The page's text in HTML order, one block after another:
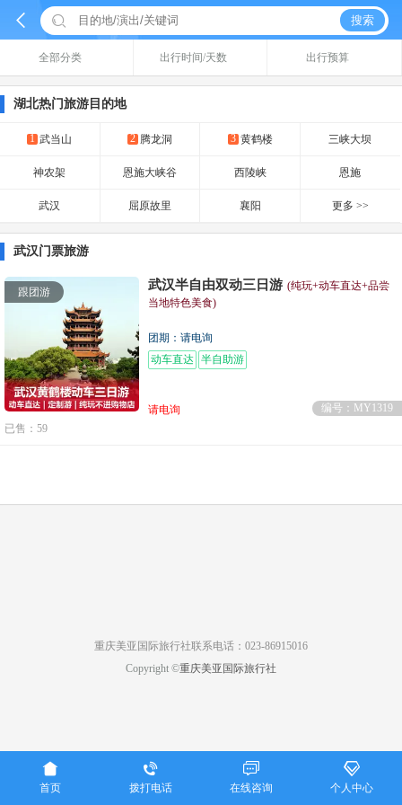
  搜索
全部分类 出行时间/天数 出行预算
湖北热门旅游目的地
1 武当山 2 腾龙洞 3 黄鹤楼 三峡大坝
神农架 恩施大峡谷 西陵峡 恩施
武汉 屈原故里 襄阳 更多 >>
武汉门票旅游
跟团游 武汉半自由双动三日游 (纯玩+动车直达+品尝
当地特色美食)
团期：请电询
动车直达 半自助游
请电询
编号：MY1319
已售：59
重庆美亚国际旅行社联系电话：023-86915016
Copyright ©重庆美亚国际旅行社

首页

拨打电话

在线咨询

个人中心